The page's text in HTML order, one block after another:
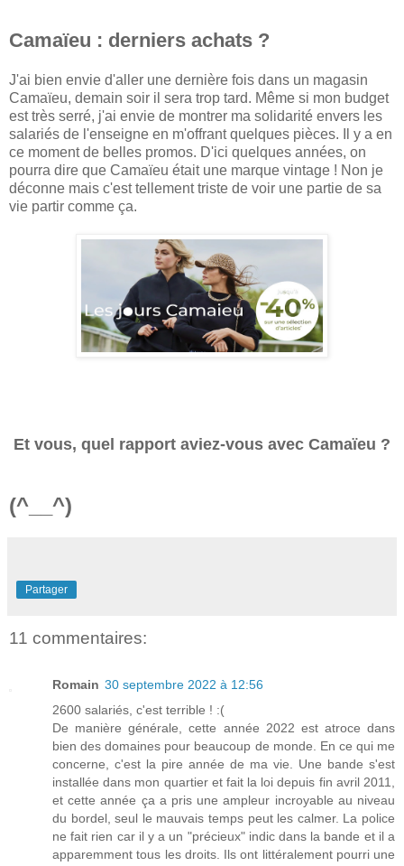
Camaïeu : derniers achats ?
J'ai bien envie d'aller une dernière fois dans un magasin
Camaïeu, demain soir il sera trop tard. Même si mon budget
est très serré, j'ai envie de montrer ma solidarité envers les
salariés de l'enseigne en m'offrant quelques pièces. Il y a en
ce moment de belles promos. D'ici quelques années, on
pourra dire que Camaïeu était une marque vintage ! Non je
déconne mais c'est tellement triste de voir une partie de sa
vie partir comme ça.
Et vous, quel rapport aviez-vous avec Camaïeu ?
(^__^)
Partager
11 commentaires:
Romain 30 septembre 2022 à 12:56
2600 salariés, c'est terrible ! :(
De manière générale, cette année 2022 est atroce dans
bien des domaines pour beaucoup de monde. En ce qui me
concerne, c'est la pire année de ma vie. Une bande s'est
installée dans mon quartier et fait la loi depuis fin avril 2011,
et cette année ça a pris une ampleur incroyable au niveau
du bordel, seul le mauvais temps peut les calmer. La police
ne fait rien car il y a un "précieux" indic dans la bande et il a
apparemment tous les droits. Ils ont littéralement pourri une